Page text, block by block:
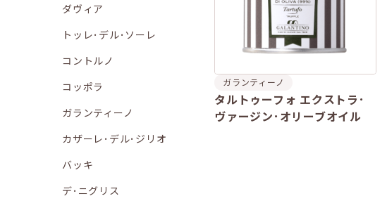
ダヴィア
トッレ･デル･ソーレ
コントルノ
コッポラ
ガランティーノ
カザーレ･デル･ジリオ
バッキ
デ･ニグリス
ガランティーノ
タルトゥーフォ エクストラ･
ヴァージン･オリーブオイル